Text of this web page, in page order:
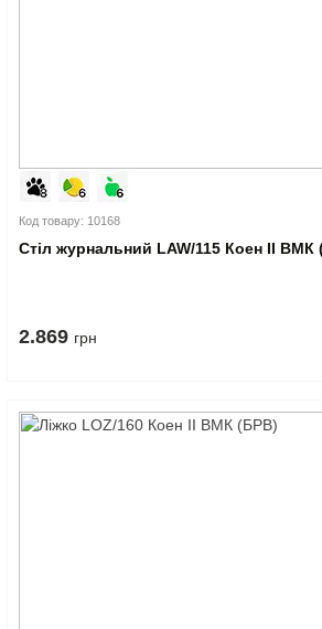
Код товару: 10168
Стіл журнальний LAW/115 Коен II ВМК
2.869 грн